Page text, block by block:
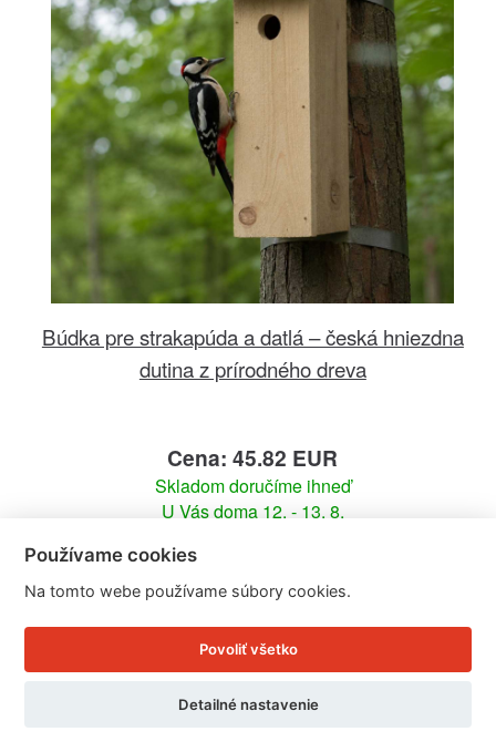
Búdka pre strakapúda a datlá – česká hniezdna
dutina z prírodného dreva
Cena: 45.82 EUR
Skladom doručíme ihneď
U Vás doma 12. - 13. 8.
Detail produktu
Používame cookies
Na tomto webe používame súbory cookies.
Povoliť všetko
Detailné nastavenie